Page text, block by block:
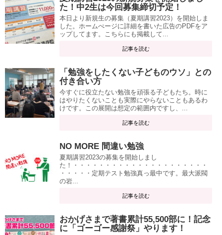
た！中2生は今回募集締切予定！
本日より新規生の募集（夏期講習2023）を開始しま
した。ホームぺージに詳細を書いた広告のPDFをア
ップしてます。こちらにも掲載して...
記事を読む
「勉強をしたくない子どものウソ」との
付き合い方
今すぐに役立たない勉強を頑張る子どもたち。時に
はやりたくないことも実際にやらないこともあるわ
けです。この展開は想定の範囲内ですし、...
記事を読む
NO MORE 間違い勉強
夏期講習2023の募集を開始しまし
た！・・・・・・・・・・・・・・・・・・・・・
・・・・・定期テスト勉強真っ最中です。最大派閥
の岩...
記事を読む
おかげさまで著書累計55,500部に！記念
に「ゴーゴー感謝祭」やります！